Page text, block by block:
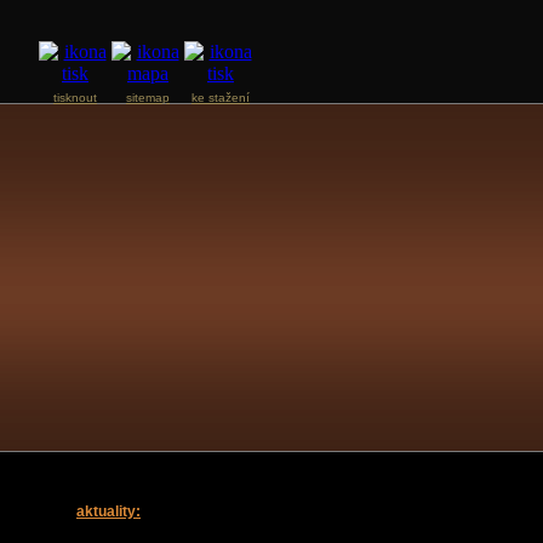
aktuality:
tisknout sitemap ke stažení